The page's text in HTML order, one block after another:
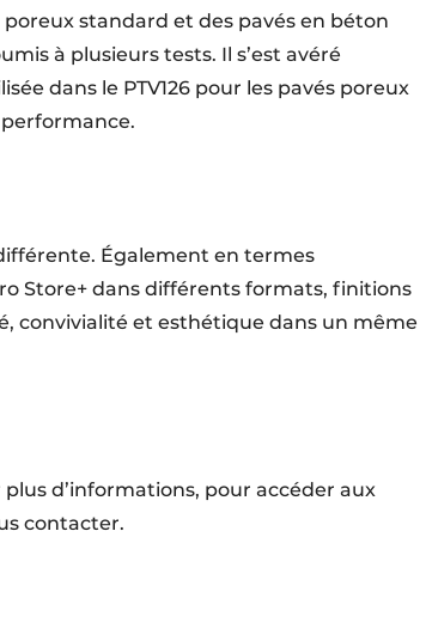
standard et des pavés en béton
à plusieurs tests. Il s’est avéré
dans le PTV126 pour les pavés poreux
Également en termes
Store+ dans différents formats, finitions
convivialité et esthétique dans un même
plus d’informations, pour accéder aux
contacter.